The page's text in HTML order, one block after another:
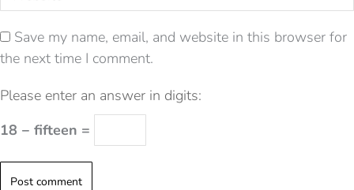
Save my name, email, and website in this browser for
the next time I comment.
Please enter an answer in digits:
18 − fifteen =
Post comment